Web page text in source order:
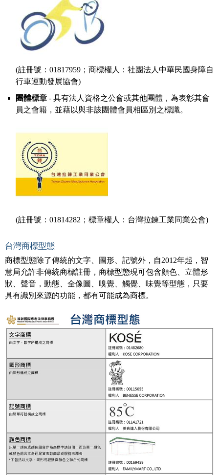
(註冊號：01817959；商標權人：社團法人中華民國身障自
行車運動發展協會)
團體標章 - 具有法人資格之公會或其他團體，為表彰其會
員之會籍，並藉以與非該團體會員相區別之標識。
(註冊號：01814282；標章權人：台灣拉鍊工業同業公會)
台灣商標型態
商標型態除了傳統的文字、圖形、記號外，自2012年起，智
慧局允許非傳統商標註冊，商標型態現可包含顏色、立體形
狀、聲音，動態、全像圖、嗅覺、觸覺、味覺等型態，只要
具有識別來源的功能，都有可能成為商標。